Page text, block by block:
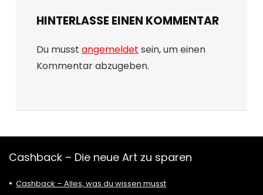
HINTERLASSE EINEN KOMMENTAR
Du musst angemeldet sein, um einen
Kommentar abzugeben.
Cashback – Die neue Art zu sparen
Cashback – Alles, was du wissen musst